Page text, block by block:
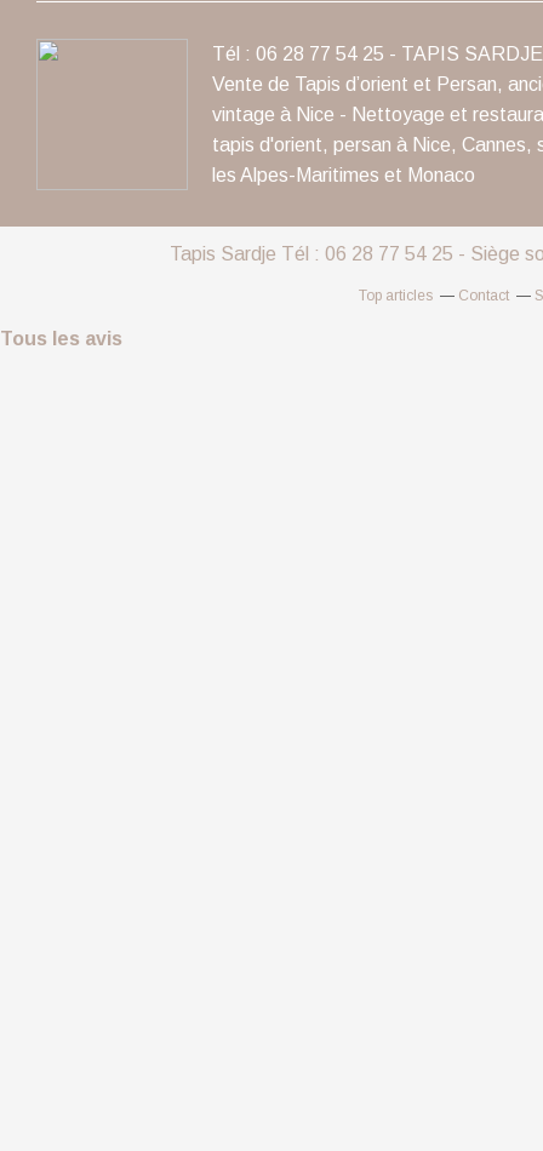
Tél : 06 28 77 54 25 - TAPIS
Vente de Tapis d’orient et Persan,
vintage à Nice - Nettoyage et
tapis d'orient, persan à Nice, Cannes,
les Alpes-Maritimes et Monaco
Tapis Sardje Tél : 06 28 77 54 25 - Siège
Top articles Contact
Tous les avis